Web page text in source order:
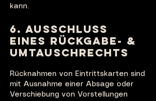
kann.
6. AUSSCHLUSS
EINES RÜCKGABE- &
UMTAUSCHRECHTS
Rücknahmen von Eintrittskarten sind
mit Ausnahme einer Absage oder
Verschiebung von Vorstellungen